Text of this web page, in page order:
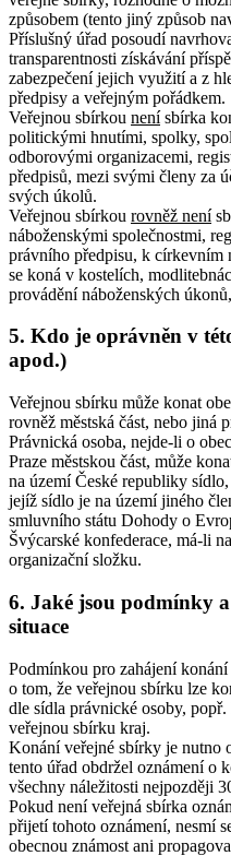
způsobem (tento jiný způsob
Příslušný úřad posoudí
transparentnosti získávání
zabezpečení jejich využití a z
předpisy a veřejným pořádkem.
Veřejnou sbírkou nenísbírka
politickými hnutími, spolky,
odborovými organizacemi,
předpisů, mezi svými členy za
svých úkolů.
Veřejnou sbírkou rovněž není
náboženskými společnostmi,
právního předpisu, k církevním
se koná v kostelích,
provádění náboženských
5. Kdo je oprávněn v
apod.)
Veřejnou sbírku může konat
rovněž městská část, nebo jiná
Právnická osoba, nejde-li o
Praze městskou část, může
na území České republiky
jejíž sídlo je na území jiného
smluvního státu Dohody o
Švýcarské konfederace, má-li
organizační složku.
6. Jaké jsou podmínky
situace
Podmínkou pro zahájení
o tom, že veřejnou sbírku lze
dle sídla právnické osoby,
veřejnou sbírku kraj.
Konání veřejné sbírky je nutno
tento úřad obdržel oznámení o
všechny náležitosti nejpozději
Pokud není veřejná sbírka
přijetí tohoto oznámení, nesmí
obecnou známost ani